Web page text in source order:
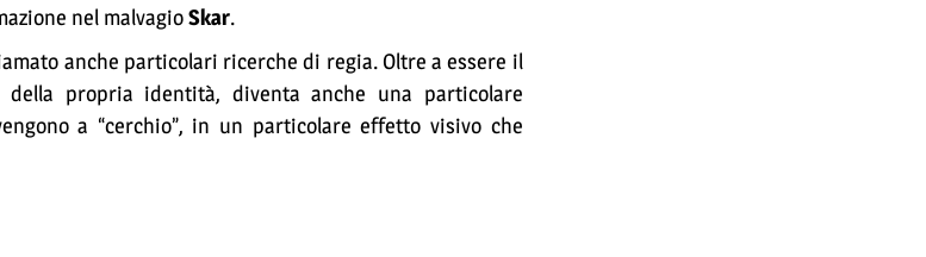
nel malvagioSkar.
anche particolari ricerche di regia. Oltre a essere il
propria identità, diventa anche una particolare
a “cerchio”, in un particolare effetto visivo che